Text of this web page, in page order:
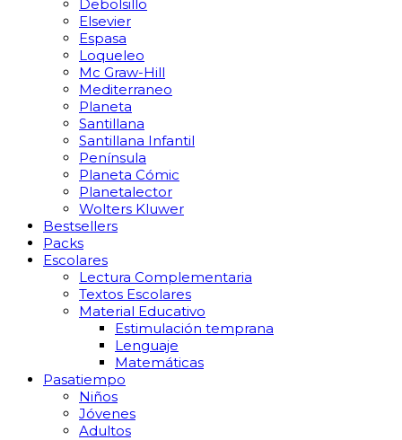
Debolsillo
Elsevier
Espasa
Loqueleo
Mc Graw-Hill
Mediterraneo
Planeta
Santillana
Santillana Infantil
Península
Planeta Cómic
Planetalector
Wolters Kluwer
Bestsellers
Packs
Escolares
Lectura Complementaria
Textos Escolares
Material Educativo
Estimulación temprana
Lenguaje
Matemáticas
Pasatiempo
Niños
Jóvenes
Adultos